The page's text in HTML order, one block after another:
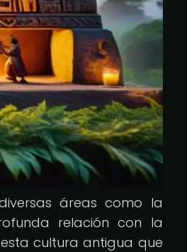
áreas como la
relación con la
cultura antigua que